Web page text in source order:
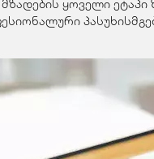
მზადების ყოველი